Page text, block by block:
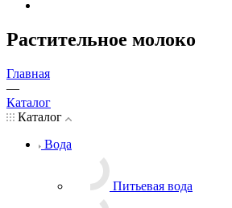
Растительное молоко
Главная
—
Каталог
Каталог
Вода
Питьевая вода